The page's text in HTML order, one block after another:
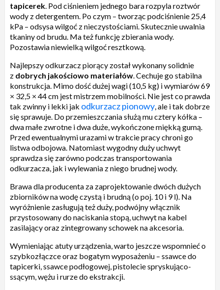
tapicerek. Pod ciśnieniem jednego bara rozpyla roztwór
wody z detergentem. Po czym – tworząc podciśnienie 25,4
kPa – odsysa wilgoć z nieczystościami. Skutecznie uwalnia
tkaniny od brudu. Ma też funkcję zbierania wody.
Pozostawia niewielką wilgoć resztkową.
Najlepszy odkurzacz piorący został wykonany solidnie
z dobrych jakościowo materiałów. Cechuje go stabilna
konstrukcja. Mimo dość dużej wagi (10,5 kg) i wymiarów 69
× 32,5 × 44 cm jest mistrzem mobilności. Nie jest co prawda
tak zwinny i lekki jak odkurzacz pionowy, ale i tak dobrze
się sprawuje. Do przemieszczania służą mu cztery kółka –
dwa małe zwrotne i dwa duże, wykończone miękką gumą.
Przed ewentualnymi urazami w trakcie pracy chroni go
listwa odbojowa. Natomiast wygodny duży uchwyt
sprawdza się zarówno podczas transportowania
odkurzacza, jak i wylewania z niego brudnej wody.
Brawa dla producenta za zaprojektowanie dwóch dużych
zbiorników na wodę czystą i brudną (o poj. 10 i 9 l). Na
wyróżnienie zasługują też duży, podwójny włącznik
przystosowany do naciskania stopą, uchwyt na kabel
zasilający oraz zintegrowany schowek na akcesoria.
Wymieniając atuty urządzenia, warto jeszcze wspomnieć o
szybkozłączce oraz bogatym wyposażeniu – ssawce do
tapicerki, ssawce podłogowej, pistolecie spryskująco-
ssącym, wężu i rurze do ekstrakcji.